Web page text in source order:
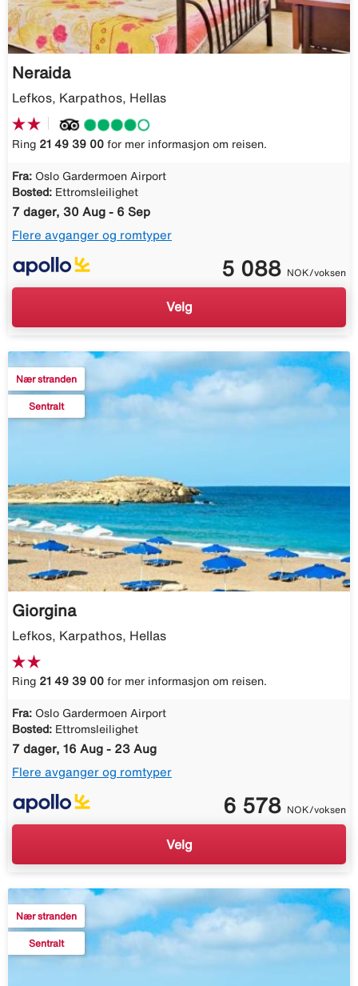
Neraida
Lefkos, Karpathos, Hellas
Ring 21 49 39 00 for mer informasjon om reisen.
Fra: Oslo Gardermoen Airport
Bosted: Ettromsleilighet
7 dager, 30 Aug - 6 Sep
Flere avganger og romtyper
5 088 NOK/voksen
Velg
Nær stranden
Sentralt
Giorgina
Lefkos, Karpathos, Hellas
Ring 21 49 39 00 for mer informasjon om reisen.
Fra: Oslo Gardermoen Airport
Bosted: Ettromsleilighet
7 dager, 16 Aug - 23 Aug
Flere avganger og romtyper
6 578 NOK/voksen
Velg
Nær stranden
Sentralt